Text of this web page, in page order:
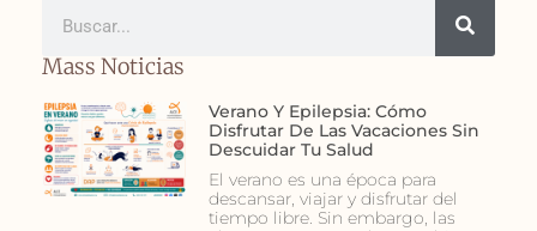
Mass Noticias
Verano Y Epilepsia: Cómo
Disfrutar De Las Vacaciones Sin
Descuidar Tu Salud
El verano es una época para
descansar, viajar y disfrutar del
tiempo libre. Sin embargo, las